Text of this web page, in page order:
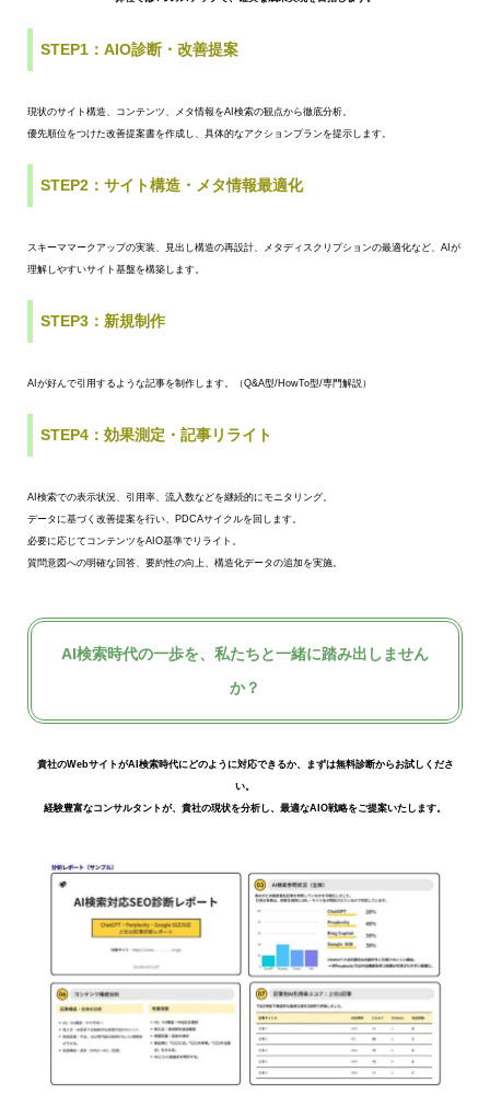
STEP1：AIO診断・改善提案
現状のサイト構造、コンテンツ、メタ情報をAI検索の観点から徹底分析。
優先順位をつけた改善提案書を作成し、具体的なアクションプランを提示します。
STEP2：サイト構造・メタ情報最適化
スキーママークアップの実装、見出し構造の再設計、メタディスクリプションの最適化など、AIが
理解しやすいサイト基盤を構築します。
STEP3：新規制作
AIが好んで引用するような記事を制作します。（Q&A型/HowTo型/専門解説）
STEP4：効果測定・記事リライト
AI検索での表示状況、引用率、流入数などを継続的にモニタリング。
データに基づく改善提案を行い、PDCAサイクルを回します。
必要に応じてコンテンツをAIO基準でリライト。
質問意図への明確な回答、要約性の向上、構造化データの追加を実施。
AI検索時代の一歩を、私たちと一緒に踏み出しません
か？
貴社のWebサイトがAI検索時代にどのように対応できるか、まずは無料診断からお試しくださ
い。
経験豊富なコンサルタントが、貴社の現状を分析し、最適なAIO戦略をご提案いたします。